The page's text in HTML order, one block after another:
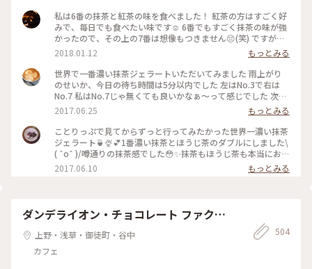
私は6番の抹茶と紅茶の味を食べました！ 紅茶の方はすごく好
みで、毎日でも食べたい味です☺️ 6番でもすごく抹茶の味が強
かったので、その上の7番は想像もつきません😔(笑) ですが、
抹茶好きな人にはとってもオススメです👌🏻浅草観光がてらお店
に立ち寄られてはどうでしょう👧🏻💗 #和スイーツ #ジェラー
ト #寿々喜園 #ななや
2018.01.12
もっとみる
世界で一番濃い抹茶ジェラートいただいてみました 雨上がり
のせいか、今日の待ち時間は5分以内でした 左はNo.3で右は
No.7 私はNo.7じゃ無くても良いかなぁ〜って感じでした 次回
はNo.4かNo.5を試してみたいなぁ〜
2017.06.25
もっとみる
ことりっぷで見てからずっと行ってみたかった世界一濃い抹茶
ジェラート🍵🍨💕1番濃い抹茶とほうじ茶のダブルにしました\
( ˆoˆ )/噂通りの抹茶感でした😳✨抹茶もほうじ茶も本当にお茶
そのもののジェラートで美味しかったです😌💓土曜のお昼過ぎ
で、行列ができていました💦でも行く価値ありです♪ #壽々喜
2017.06.10 もっとみる
ダンデライオン・チョコレート ファクト
リー&カフェ蔵前
上野・浅草・御徒町・谷中
カフェ
504